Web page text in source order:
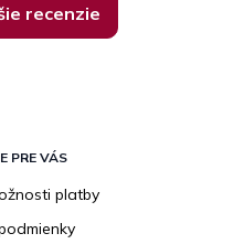
recenzie
PRE VÁS
platby